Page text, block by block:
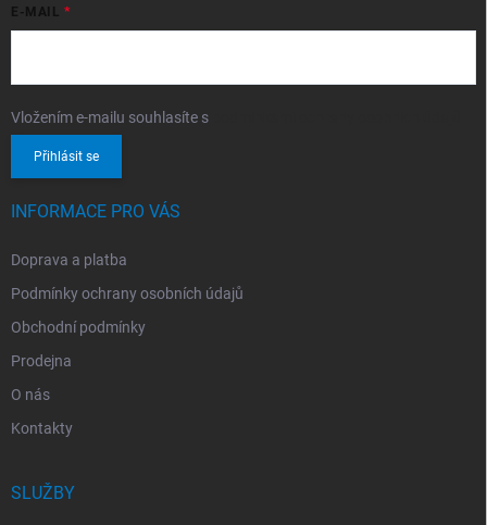
E-MAIL
Vložením e-mailu souhlasíte s
Přihlásit se
INFORMACE PRO VÁS
Doprava a platba
Podmínky ochrany osobních údajů
Obchodní podmínky
Prodejna
O nás
Kontakty
SLUŽBY